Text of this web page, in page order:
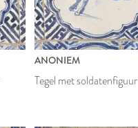
ANONIEM
Tegel met soldatenfiguur